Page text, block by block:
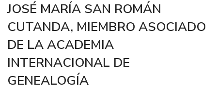
JOSÉ MARÍA SAN ROMÁN
CUTANDA, MIEMBRO ASOCIADO
DE LA ACADEMIA
INTERNACIONAL DE
GENEALOGÍA